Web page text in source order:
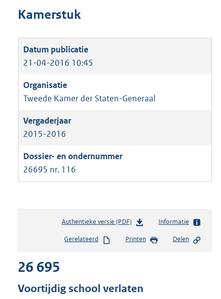
Kamerstuk
21-04-2016 10:45
Tweede Kamer der Staten-Generaal
2015-2016
26695 nr. 116
Authentieke versie (PDF)b
s
s
Informatie
Gerelateerd Printen Delen
26 695
Voortijdig school verlaten